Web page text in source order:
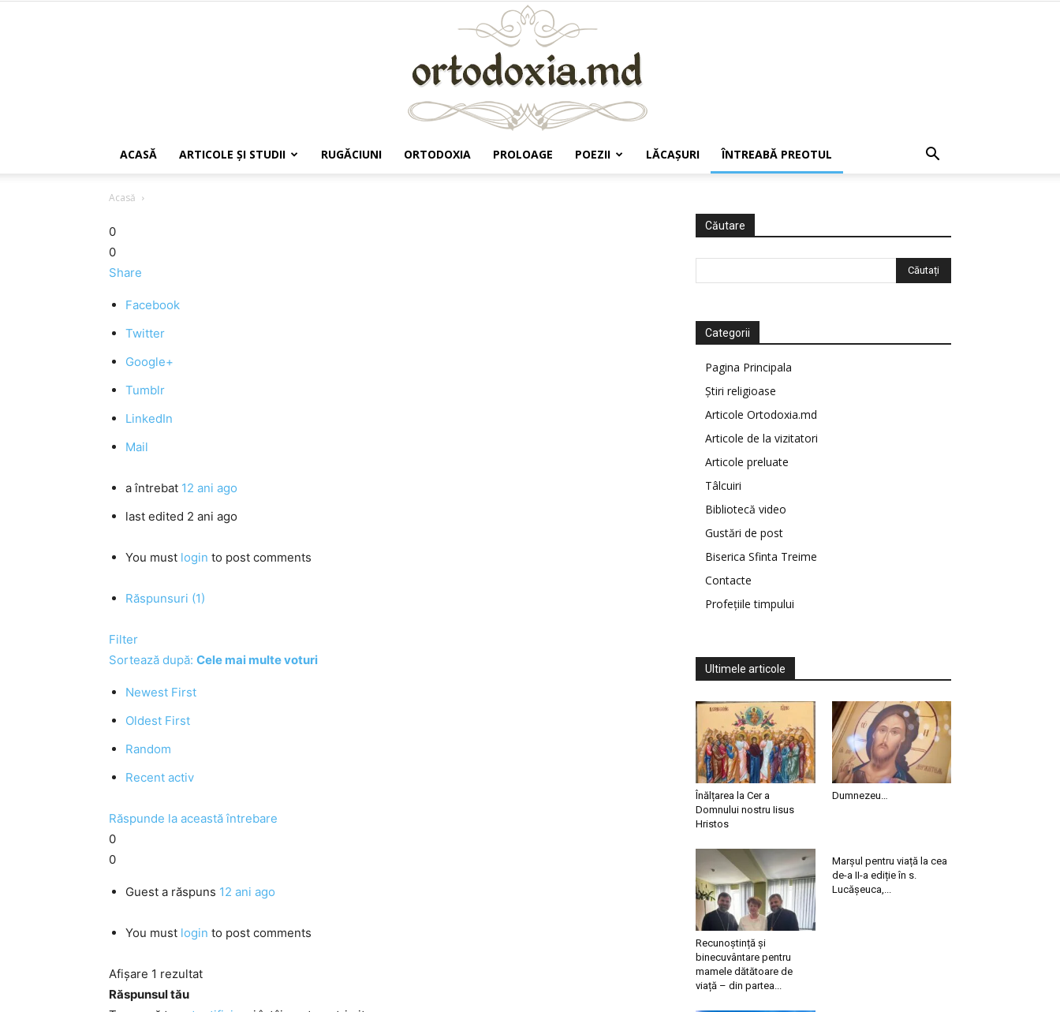
ACASĂ ARTICOLE ŞI STUDII RUGĂCIUNI ORTODOXIA PROLOAGE POEZII LĂCAŞURI ÎNTREABĂ PREOTUL
Acasă
0
0
Share
Facebook
Twitter
Google+
Tumblr
LinkedIn
Mail
a întrebat 12 ani ago
last edited 2 ani ago
You must login to post comments
Răspunsuri (1)
Filter
Sortează după: Cele mai multe voturi
Newest First
Oldest First
Random
Recent activ
Răspunde la această întrebare
0
0
Guest a răspuns 12 ani ago
You must login to post comments
Afișare 1 rezultat
Răspunsul tău
Căutare
Categorii
Pagina Principala
Știri religioase
Articole Ortodoxia.md
Articole de la vizitatori
Articole preluate
Tâlcuiri
Bibliotecă video
Gustări de post
Biserica Sfinta Treime
Contacte
Profețiile timpului
Ultimele articole
Înălțarea la Cer a
Domnului nostru Iisus
Hristos
Dumnezeu…
Recunoștință și
binecuvântare pentru
mamele dătătoare de
viață – din partea...
Marșul pentru viață la cea
de-a II-a ediție în s.
Lucășeuca,...